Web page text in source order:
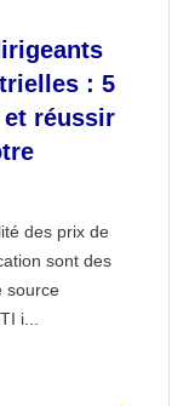
: 5
et réussir
des prix de
sont des
source
i...